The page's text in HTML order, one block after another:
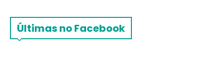
Últimas no Facebook